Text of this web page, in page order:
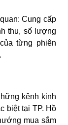
Cung cấp
thu, số lượng
từng phiên
kênh kinh
biệt tại TP. Hồ
mua sắm